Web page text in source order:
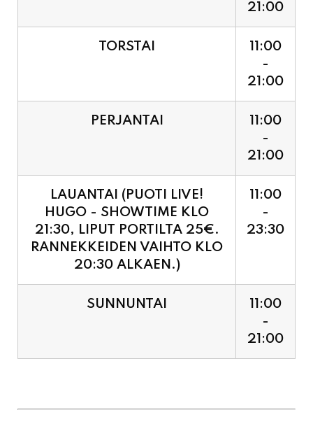
-
21:00
11:00
-
21:00
21:30, LIPUT PORTILTA 25€.
RANNEKKEIDEN VAIHTO KLO
20:30 ALKAEN.)
11:00
-
23:30
SUNNUNTAI
21:00